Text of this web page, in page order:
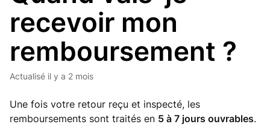
recevoir mon
remboursement ?
Actualisé il y a 2 mois
Une fois votre retour reçu et inspecté, les
remboursements sont traités en 5 à 7 jours ouvrables.